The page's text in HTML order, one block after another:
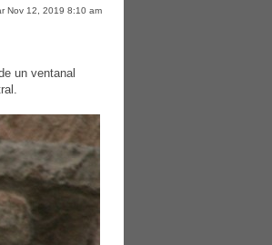
Nov 12, 2019 8:10 am
un ventanal